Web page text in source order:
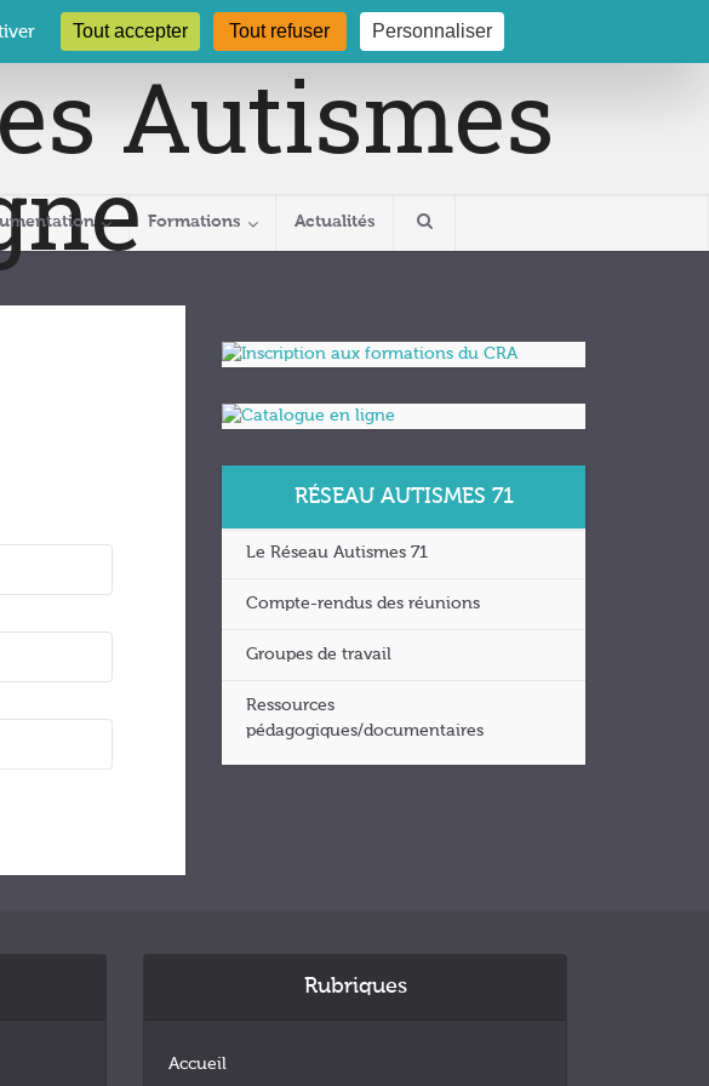
cra@crabourgogne.org 03 80 29 54 19
Formations Actualités
RÉSEAU AUTISMES 71
Le Réseau Autismes 71
Compte-rendus des réunions
Groupes de travail
Ressources
pédagogiques/documentaires
Rubriques
Accueil
Tout accepter Tout refuser Personnaliser